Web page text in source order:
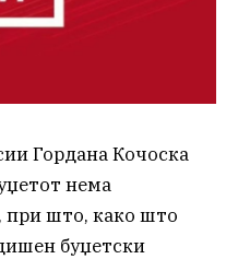
Гордана Кочоска
нема
при што, како што
буџетски